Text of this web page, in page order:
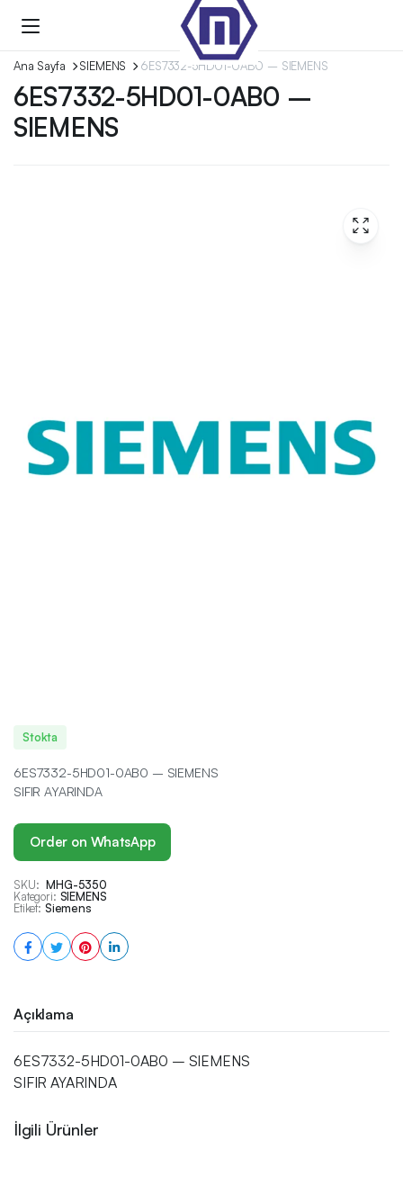
Ana Sayfa SIEMENS 6ES7332-5HD01-0AB0 – SIEMENS
6ES7332-5HD01-0AB0 –
SIEMENS
Stokta
6ES7332-5HD01-0AB0 – SIEMENS
SIFIR AYARINDA
Order on WhatsApp
SKU: MHG-5350
Kategori: SIEMENS
Etiket: Siemens
Açıklama
6ES7332-5HD01-0AB0 – SIEMENS
SIFIR AYARINDA
İlgili Ürünler